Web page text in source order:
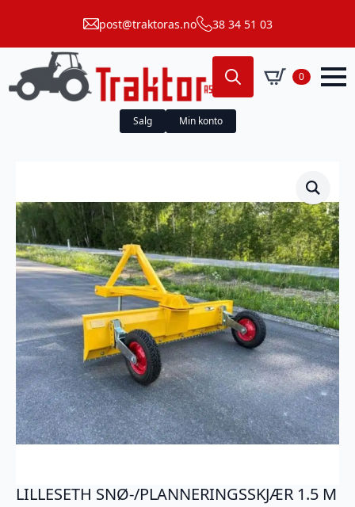
post@traktoras.no 38 34 51 03
Search
for:
0
Salg Min konto
LILLESETH SNØ-/PLANNERINGSSKJÆR 1.5 M